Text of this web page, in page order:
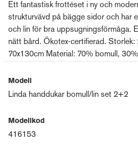
Ett fantastisk frottéset i ny och
strukturvävd på bägge sidor och har
och lin för bra uppsugningsförmåga.
nätt bård. Ökotex-certifierad.
70x130cm Material: 70% bomull,
Modell
Linda handdukar bomull/lin set 2+2
Modellkod
416153